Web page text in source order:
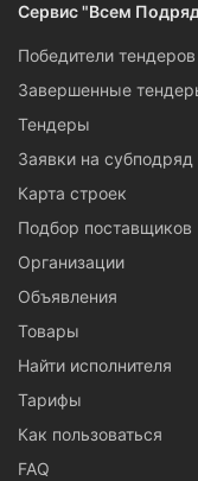
чтобы оформить
Сервис "Всем
Победители тендеров
Завершенные
Тендеры
Заявки на субподряд
Карта строек
Подбор поставщиков
Организации
Объявления
Товары
Найти исполнителя
Тарифы
Как пользоваться
FAQ